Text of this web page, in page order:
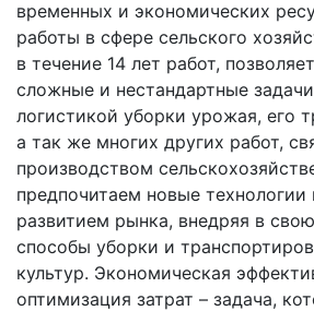
временных и экономических
работы в сфере сельского
в течение 14 лет работ,
сложные и нестандартные
логистикой уборки урожая, его
а так же многих других работ,
производством
предпочитаем новые технологии
развитием рынка, внедряя в
способы уборки и
культур. Экономическая
оптимизация затрат – задача,